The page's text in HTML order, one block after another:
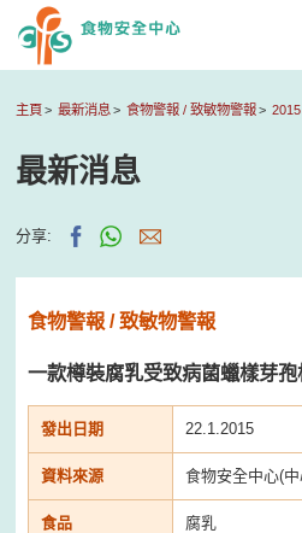
主頁 最新消息 食物警報 / 致敏物警報 2015
最新消息
分享:
食物警報 / 致敏物警報
一款樽裝腐乳受致病菌蠟樣芽
發出日期 22.1.2015
資料來源 食物安全中心(
食品 腐乳